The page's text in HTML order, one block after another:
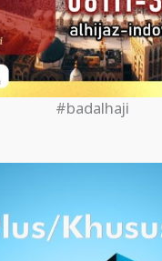
#badalhaji